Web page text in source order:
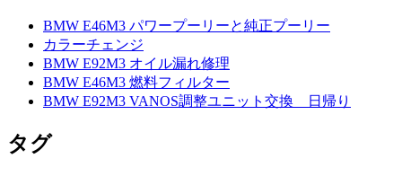
BMW E46M3 パワープーリーと純正プーリー
カラーチェンジ
BMW E92M3 オイル漏れ修理
BMW E46M3 燃料フィルター
BMW E92M3 VANOS調整ユニット交換 日帰り
タグ